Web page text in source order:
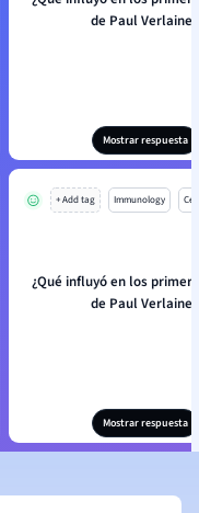
de Paul Verlaine?
Mostrar respuesta
+ Add tag Immunology
¿Qué influyó en los
de Paul Verlaine?
Mostrar respuesta